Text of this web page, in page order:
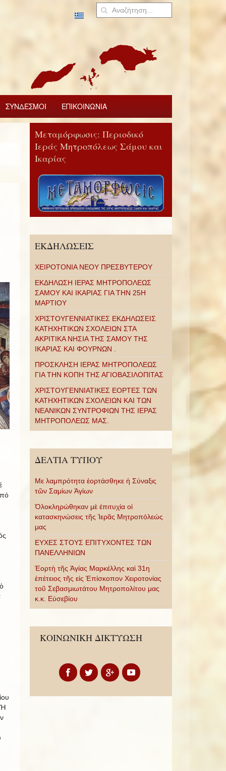
ΣΥΝΔΕΣΜΟΙ ΕΠΙΚΟΙΝΩΝΙΑ
Ἡ
Μεταμόρφωσις: Περιοδικό
Ιεράς Μητροπόλεως Σάμου και
Ικαρίας
ΕΚΔΗΛΩΣΕΙΣ
ΧΕΙΡΟΤΟΝΙΑ ΝΕΟΥ ΠΡΕΣΒΥΤΕΡΟΥ
ΕΚΔΗΛΩΣΗ ΙΕΡΑΣ ΜΗΤΡΟΠΟΛΕΩΣ
ΣΑΜΟΥ ΚΑΙ ΙΚΑΡΙΑΣ ΓΙΑ ΤΗΝ 25Η
ΜΑΡΤΙΟΥ
ΧΡΙΣΤΟΥΓΕΝΝΙΑΤΙΚΕΣ ΕΚΔΗΛΩΣΕΙΣ
ΚΑΤΗΧΗΤΙΚΩΝ ΣΧΟΛΕΙΩΝ ΣΤΑ
ΑΚΡΙΤΙΚΑ ΝΗΣΙΑ ΤΗΣ ΣΑΜΟΥ ΤΗΣ
ΙΚΑΡΙΑΣ ΚΑΙ ΦΟΥΡΝΩΝ .
ΠΡΟΣΚΛΗΣΗ ΙΕΡΑΣ ΜΗΤΡΟΠΟΛΕΩΣ
ΓΙΑ ΤΗΝ ΚΟΠΗ ΤΗΣ ΑΓΙΟΒΑΣΙΛΟΠΙΤΑΣ
ΧΡΙΣΤΟΥΓΕΝΝΙΑΤΙΚΕΣ ΕΟΡΤΕΣ ΤΩΝ
ΚΑΤΗΧΗΤΙΚΩΝ ΣΧΟΛΕΙΩΝ ΚΑΙ ΤΩΝ
ΝΕΑΝΙΚΩΝ ΣΥΝΤΡΟΦΙΩΝ ΤΗΣ ΙΕΡΑΣ
ΜΗΤΡΟΠΟΛΕΩΣ ΜΑΣ.
ΔΕΛΤΙΑ ΤΥΠΟΥ
Με λαμπρότητα ἑορτάσθηκε ἡ Σύναξις
τῶν Σαμίων Ἁγίων
Ὁλοκληρώθηκαν μὲ ἐπιτυχία οἱ
κατασκηνώσεις τῆς Ἱερᾶς Μητροπόλεώς
μας
ΕΥΧΕΣ ΣΤΟΥΣ ΕΠΙΤΥΧΟΝΤΕΣ ΤΩΝ
ΠΑΝΕΛΛΗΝΙΩΝ
Ἑορτὴ τῆς Ἁγίας Μαρκέλλης καὶ 31η
ἐπέτειος τῆς εἰς Ἐπίσκοπον Χειροτονίας
τοῦ Σεβασμιωτάτου Μητροπολίτου μας
κ.κ. Εὐσεβίου
ΚΟΙΝΩΝΙΚΗ ΔΙΚΤΥΩΣΗ